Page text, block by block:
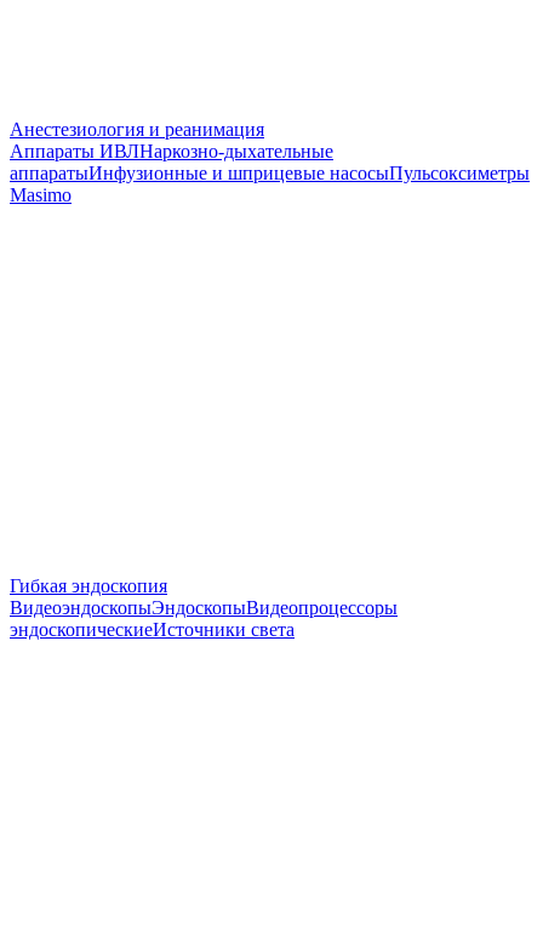
Анестезиология и реанимация
Аппараты ИВЛНаркозно-дыхательные
аппаратыИнфузионные и шприцевые насосыПульсоксиметры
Masimo
Гибкая эндоскопия
ВидеоэндоскопыЭндоскопыВидеопроцессоры
эндоскопическиеИсточники света